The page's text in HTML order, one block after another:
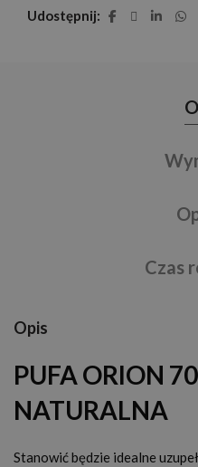
Udostępnij
Czas
Opis
PUFA ORION
NATURALNA
Stanowić będzie idealne